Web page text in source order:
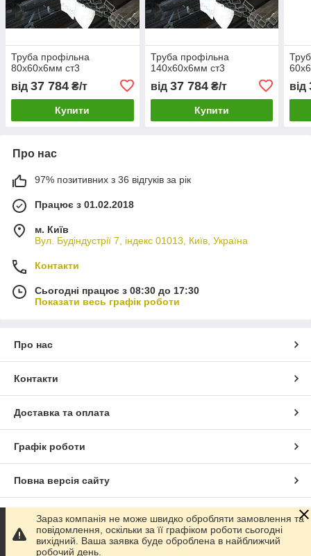
Труба профільна
80х60х6мм ст3
від 37 784 ₴/т
Купити
Труба профільна
140х60х6мм ст3
від 37 784₴/т
Купити
від
Про нас
97% позитивних з 36 відгуків за рік
Працює з 01.02.2018
м. Київ
Вул. Будіндустрії 7, індекс 01013, Київ, Україна
Контакти
Сьогодні працює з 08:30 до 17:30
Показати весь графік роботи
Про нас
Контакти
Доставка та оплата
Графік роботи
Повна версія сайту
Сайт створено на маркетплейсі Prom.ua
Політика конфіденційності
Зараз компанія не може швидко обробляти замовлення та
повідомлення, оскільки за її графіком роботи сьогодні
вихідний. Ваша заявка буде оброблена в найближчий
робочий день.